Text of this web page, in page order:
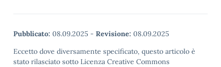
Pubblicato: 08.09.2025 - Revisione: 08.09.2025
Eccetto dove diversamente specificato, questo articolo è
stato rilasciato sotto Licenza Creative Commons